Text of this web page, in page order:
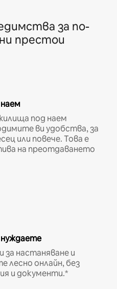
за по-
престои
под наем
ви удобства, за
или повече. Това е
на преотдаването
настаняване и
лесно онлайн, без
и документи.*